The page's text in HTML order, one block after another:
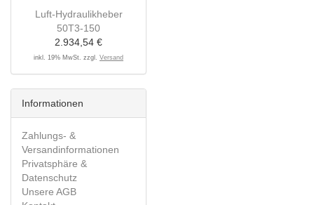
Luft-Hydraulikheber
50T3-150
2.934,54 €
inkl. 19% MwSt. zzgl. Versand
Informationen
Zahlungs- &
Versandinformationen
Privatsphäre &
Datenschutz
Unsere AGB